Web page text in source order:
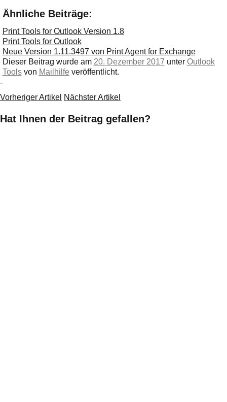
Ähnliche Beiträge:
Print Tools for Outlook Version 1.8
Print Tools for Outlook
Neue Version 1.11.3497 von Print Agent for Exchange
Dieser Beitrag wurde am 20. Dezember 2017 unter Outlook
Tools von Mailhilfe veröffentlicht.
-
Vorheriger Artikel Nächster Artikel
Hat Ihnen der Beitrag gefallen?